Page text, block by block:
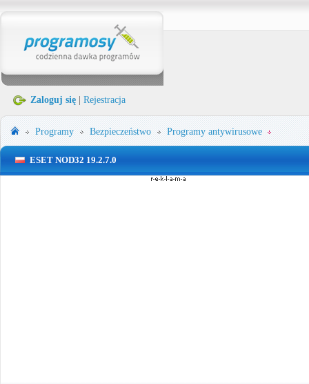
Zaloguj się Rejestracja
Programy Bezpieczeństwo Programy antywirusowe
ESET NOD32 19.2.7.0